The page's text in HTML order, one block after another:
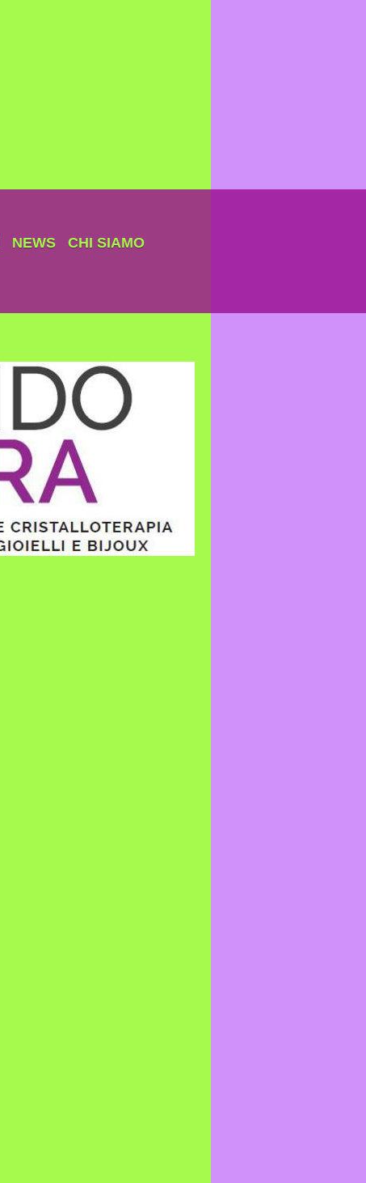
NEWS CHI SIAMO